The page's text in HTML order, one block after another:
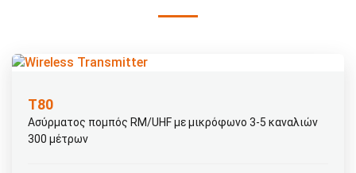
Τ80
Ασύρματος πομπός RM/UHF με μικρόφωνο 3-5 καναλιών
300 μέτρων